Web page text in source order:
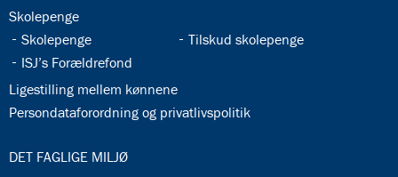
32.32:
Skolepenge
32.33:
Skolepenge 32.34:
Tilskud skolepenge
32.35:
ISJ’s Forældrefond
32.36:
Ligestilling mellem kønnene
32.37:
Persondataforordning og privatlivspolitik
33.0:
DET FAGLIGE MILJØ